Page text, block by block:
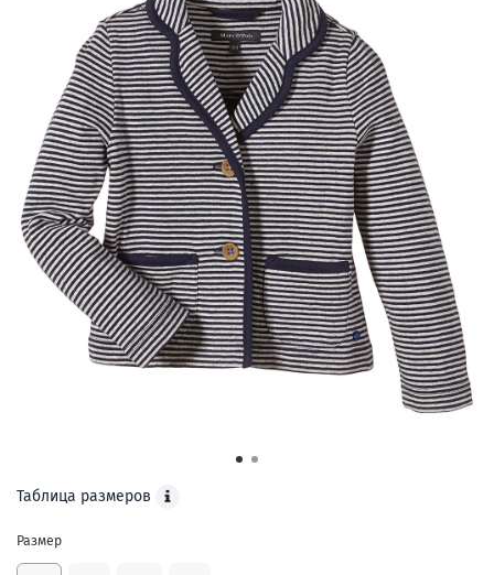
Таблица размеров
Размер